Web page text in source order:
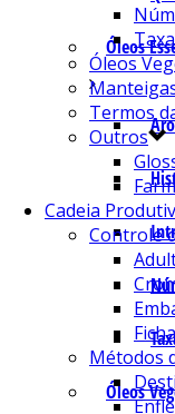
Óleos
Óleos
Óleos
Termos
Outros
Cadeia
Controle
Métodos